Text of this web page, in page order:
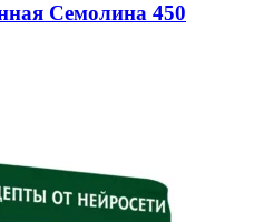
Семолина 450